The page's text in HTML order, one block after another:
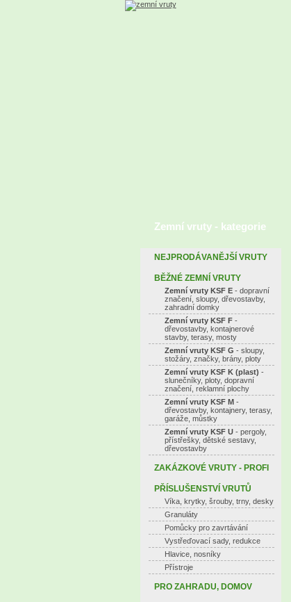
Zemní vruty - kategorie
NEJPRODÁVANĚJŠÍ VRUTY
BĚŽNÉ ZEMNÍ VRUTY
Zemní vruty KSF E- dopravní
značení, sloupy, dřevostavby,
zahradní domky
Zemní vruty KSF F-
dřevostavby, kontajnerové
stavby, terasy, mosty
Zemní vruty KSF G - sloupy,
stožáry, značky, brány, ploty
Zemní vruty KSF K (plast) -
slunečníky, ploty, dopravní
značení, reklamní plochy
Zemní vruty KSF M-
dřevostavby, kontajnery, terasy,
garáže, můstky
Zemní vruty KSF U- pergoly,
přístřešky, dětské sestavy,
dřevostavby
ZAKÁZKOVÉ VRUTY - PROFI
PŘÍSLUŠENSTVÍ VRUTŮ
Víka, krytky, šrouby, trny, desky
Granuláty
Pomůcky pro zavrtávání
Vystřeďovací sady, redukce
Hlavice, nosníky
Přístroje
PRO ZAHRADU, DOMOV